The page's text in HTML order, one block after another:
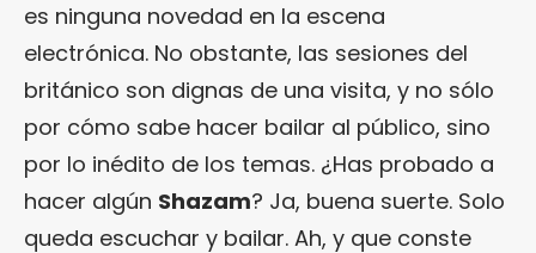
es ninguna novedad en la escena
electrónica. No obstante, las sesiones del
británico son dignas de una visita, y no sólo
por cómo sabe hacer bailar al público, sino
por lo inédito de los temas. ¿Has probado a
hacer algún Shazam? Ja, buena suerte. Solo
queda escuchar y bailar. Ah, y que conste